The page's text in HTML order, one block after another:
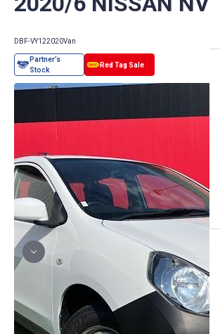
DBF-VY122020Van